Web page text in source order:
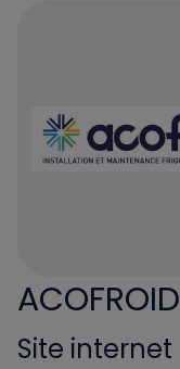
ACOFROID
Site internet